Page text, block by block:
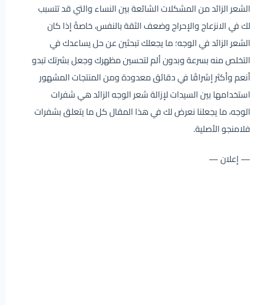
الشعر الزائد من المشكلات الشائعة بين النساء والتي قد تتسبب
لك في الانزعاج والإحراج وضعف الثقة بالنفس، خاصةً إذا كان
الشعر الزائد في الوجه؛ ما يجعلك تبحثين عن حل يساعدك في
التخلص منه بسرعة وبدون ألم لتحسين مظهرك وجعل بشرتك تبدو
أنعم وأكثر إشراقًا في دقائق معدودة ومن المنتجات المشهور
استخدامها بين السيدات لإزالة شعر الوجه الزائد هي شفرات
الوجه، ما يجعلنا نعرض لك في هذا المقال كل ما يتعلق بشفرات
فلامنجو الأصلية.
— إعلان —